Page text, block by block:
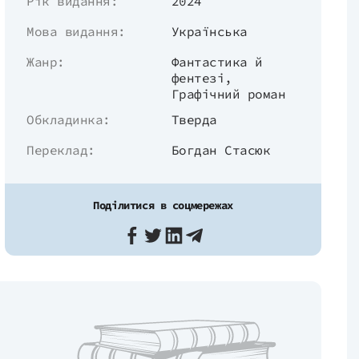
Мова видання:
Українська
Жанр:
Фантастика й
фентезі ,
Графічний роман
Обкладинка:
Тверда
Переклад:
Богдан Стасюк
Поділитися в соцмережах